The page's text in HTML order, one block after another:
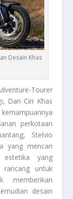
Desain Khas
Tourer
Dan Ciri Khas
perkotaan
Stelvio
yang mencari
yang
untuk
desain